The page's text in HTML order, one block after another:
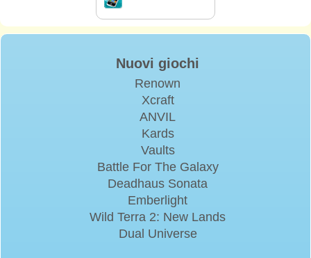
Nuovi giochi
Renown
Xcraft
ANVIL
Kards
Vaults
Battle For The Galaxy
Deadhaus Sonata
Emberlight
Wild Terra 2: New Lands
Dual Universe